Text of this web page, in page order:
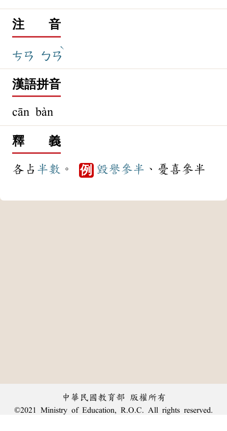
注 音
ㄘㄢ ㄅㄢ
ˋ
漢語拼音
cān bàn
釋 義
各占 半數 。 例 毀譽參半 、憂喜參半
中華民國教育部 版權所有
©2021 Ministry of Education, R.O.C. All rights reserved.